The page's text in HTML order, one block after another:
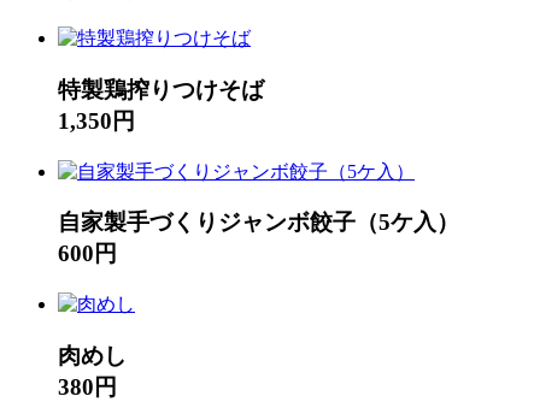
特製鶏搾りつけそば
1,350円
自家製手づくりジャンボ餃子（5ケ入）
600円
肉めし
380円